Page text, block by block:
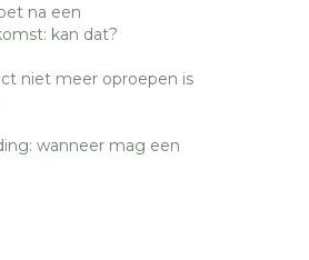
na een
kan dat?
niet meer oproepen is
wanneer mag een